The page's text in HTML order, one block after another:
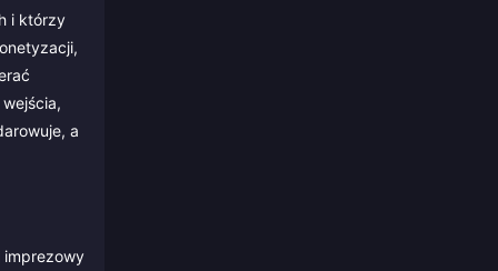
i którzy
a
imprezowy